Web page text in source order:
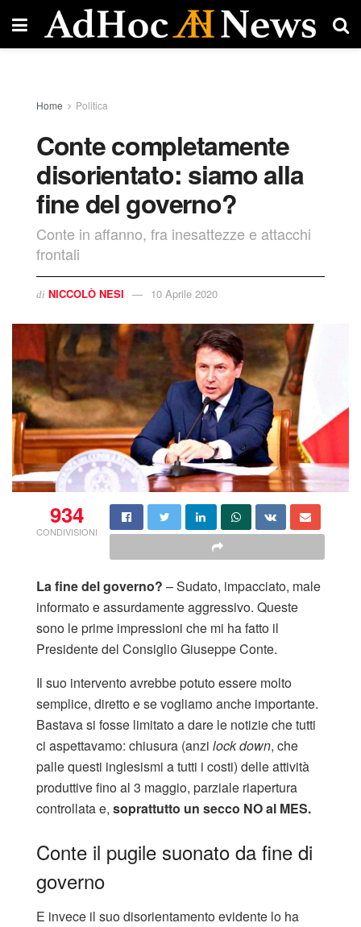
Home Politica
Conte completamente
disorientato: siamo alla
fine del governo?
Conte in affanno, fra inesattezze e attacchi
frontali
di NICCOLÒ NESI 10 Aprile 2020
934
CONDIVISIONI
La fine del governo? – Sudato, impacciato, male
informato e assurdamente aggressivo. Queste
sono le prime impressioni che mi ha fatto il
Presidente del Consiglio Giuseppe Conte.
Il suo intervento avrebbe potuto essere molto
semplice, diretto e se vogliamo anche importante.
Bastava si fosse limitato a dare le notizie che tutti
ci aspettavamo: chiusura (anzi lock down, che
palle questi inglesismi a tutti i costi) delle attività
produttive fino al 3 maggio, parziale riapertura
controllata e, soprattutto un secco NO al MES.
Conte il pugile suonato da fine di
governo
E invece il suo disorientamento evidente lo ha